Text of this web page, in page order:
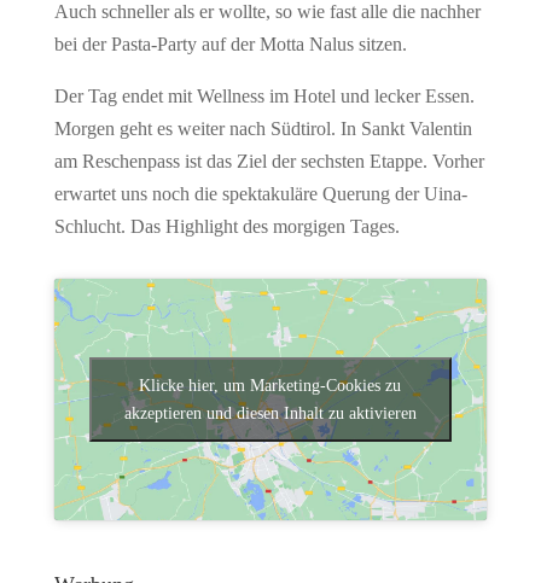
Auch schneller als er wollte, so wie fast alle die nachher
bei der Pasta-Party auf der Motta Nalus sitzen.
Der Tag endet mit Wellness im Hotel und lecker Essen.
Morgen geht es weiter nach Südtirol. In Sankt Valentin
am Reschenpass ist das Ziel der sechsten Etappe. Vorher
erwartet uns noch die spektakuläre Querung der Uina-
Schlucht. Das Highlight des morgigen Tages.
Klicke hier, um Marketing-Cookies zu
akzeptieren und diesen Inhalt zu aktivieren